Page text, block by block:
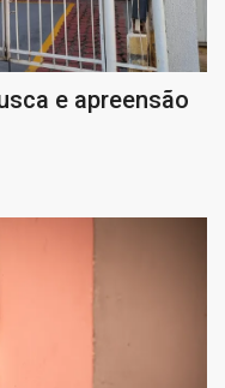
e apreensão